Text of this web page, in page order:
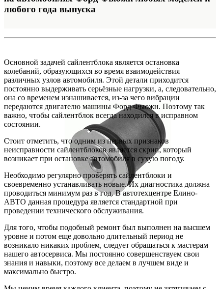
любого года выпуска
Основной задачей сайлентблока является остановка
колебаний, образующихся во время взаимодействия
различных узлов автомобиля. Этой детали приходится
постоянно выдерживать серьёзные нагрузки, а, следовательно,
она со временем изнашивается, из-за чего вибрации
передаются двигателю машины Форд Фьюжн. Поэтому так
важно, чтобы сайлентблок всегда находился в исправном
состоянии.
Стоит отметить, что одним из первых признаков
неисправности сайлентблоков является скрип, который
возникает при остановке автомобиля в сухую погоду.
Необходимо регулярно проверять сайлентблоки и
своевременно устанавливать новые. Их диагностика должна
проводиться минимум раз в год. В автотехцентре Елино-
АВТО данная процедура является стандартной при
проведении технического обслуживания.
Для того, чтобы подобный ремонт был выполнен на высшем
уровне и потом еще довольно длительный период не
возникало никаких проблем, следует обращаться к мастерам
нашего автосервиса. Мы постоянно совершенствуем свои
знания и навыки, поэтому все делаем в лучшем виде и
максимально быстро.